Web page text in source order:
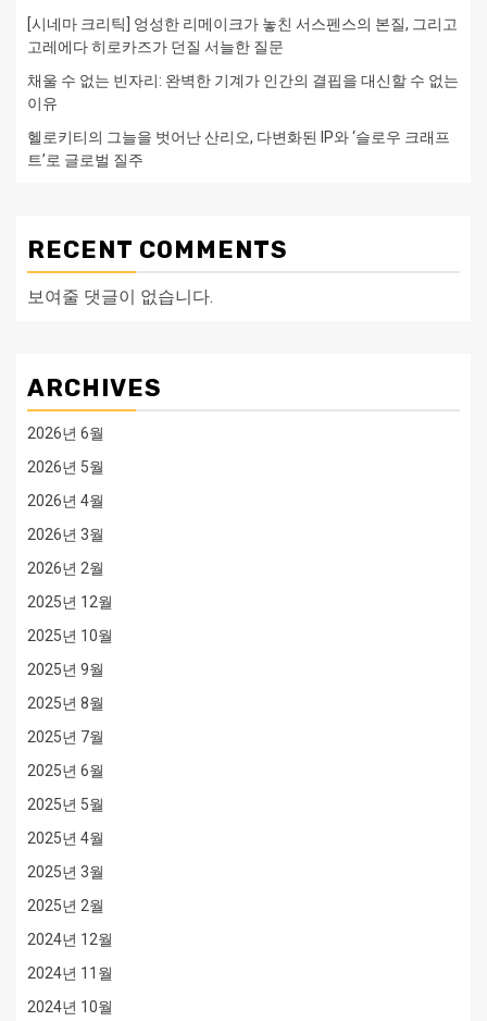
[시네마 크리틱] 엉성한 리메이크가 놓친 서스펜스의 본질, 그리고
고레에다 히로카즈가 던질 서늘한 질문
채울 수 없는 빈자리: 완벽한 기계가 인간의 결핍을 대신할 수 없는
이유
헬로키티의 그늘을 벗어난 산리오, 다변화된 IP와 ‘슬로우 크래프
트’로 글로벌 질주
RECENT COMMENTS
보여줄 댓글이 없습니다.
ARCHIVES
2026년 6월
2026년 5월
2026년 4월
2026년 3월
2026년 2월
2025년 12월
2025년 10월
2025년 9월
2025년 8월
2025년 7월
2025년 6월
2025년 5월
2025년 4월
2025년 3월
2025년 2월
2024년 12월
2024년 11월
2024년 10월